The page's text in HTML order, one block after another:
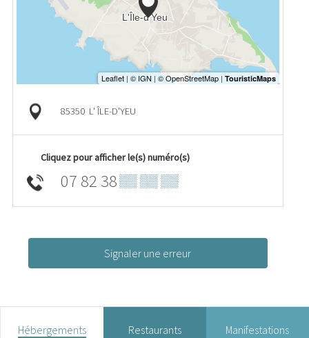
85350 L' ÎLE-D'YEU
Cliquez pour afficher le(s) numéro(s)
07 82 38▒▒ ▒▒ ▒▒
Signaler une erreur
Hébergements Restaurants Manifestations